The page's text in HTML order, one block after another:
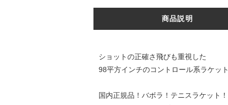
商品説明
ショットの正確さ飛びも重視した
98平方インチのコントロール系ラケット
国内正規品！バボラ！テニスラケット！